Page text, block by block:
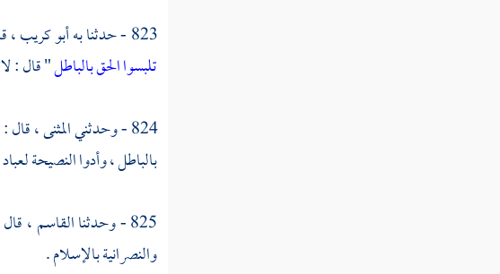
823 - حدثنا به
أبو كريب ،
تلبسوا الحق بالباطل" قال :
824 - وحدثني
المثنى ،قال
بالباطل ، وأدوا النصيحة لعباد
825 - وحدثنا
القاسم ،
والنصرانية بالإسلام .